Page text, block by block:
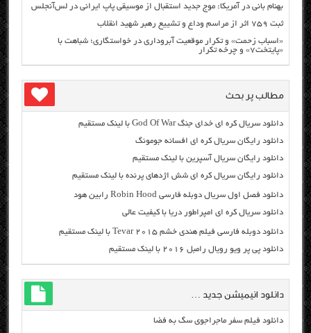
بهنام بانی در آمریکا: موج جدید استقبال از موسیقی پاپ ایرانی در لس‌آنجلس
ثبت ۷۵۹ اثر از مراسم وداع و تشییع رهبر شهید انقلاب
«اسباب زحمت» و تکرار موقعیت آبروداری در خواستگاری؛ شباهت با
«پایتخت۷» و چرخه تکرار
مطالب پر بحث
دانلود سریال کره ای خدای جنگ God Of War با لینک مستقیم
دانلود رایگان سریال کره ای افسانه جومونگ
دانلود رایگان سریال آسپرین با لینک مستقیم
دانلود رایگان سریال کره ای شش اژدهای پرنده با لینک مستقیم
دانلود فصل اول سریال دوبله فارسی Robin Hood رابین هود
دانلود سریال کره ای امپراطور دریا با کیفیت عالی
دانلود دوبله فارسی فیلم هندی خشم Tevar ۲۰۱۵ با لینک مستقیم
دانلود پی پر ویو رویال رامبل ۲۰۱۶ با لینک مستقیم
دانلود انیمیشن جدید …
دانلود فیلم سفر ماجراجوی سگ به فضا